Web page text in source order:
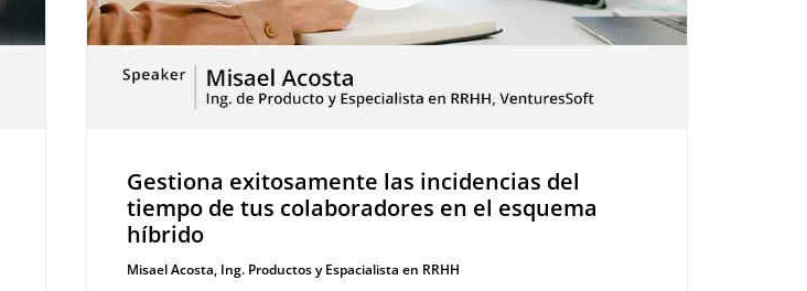
Gestiona exitosamente las incidencias del
tiempo de tus colaboradores en el esquema
híbrido
Misael Acosta, Ing. Productos y Espacialista en RRHH